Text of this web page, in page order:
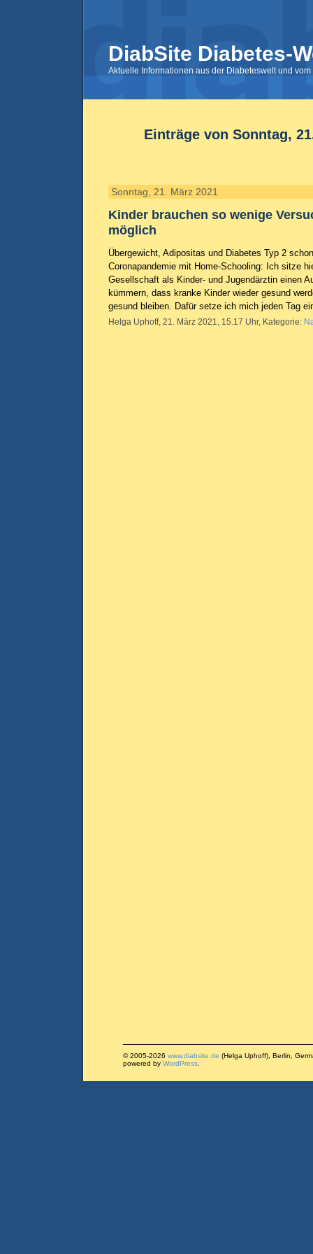
DiabSite Diabetes-
Aktuelle Informationen aus der Diabeteswelt und
Einträge von Sonntag,
Sonntag, 21. März 2021
Kinder brauchen so wenige
möglich
Übergewicht, Adipositas und Diabetes Typ 2
Coronapandemie mit Home-Schooling: Ich sitze
Gesellschaft als Kinder- und Jugendärztin einen
kümmern, dass kranke Kinder wieder gesund
gesund bleiben. Dafür setze ich mich jeden Tag
Helga Uphoff, 21. März 2021, 15.17 Uhr, Kategorie:
© 2005-2026 www.diabsite.de (Helga Uphoff), Berlin,
powered by WordPress.